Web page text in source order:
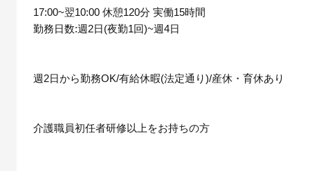
17:00~翌10:00 休憩120分 実働15時間
勤務日数:週2日(夜勤1回)~週4日
週2日から勤務OK/有給休暇(法定通り)/産休・育休あり
介護職員初任者研修以上をお持ちの方